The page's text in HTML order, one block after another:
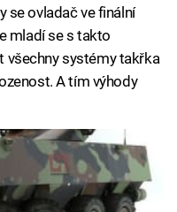
se ovladač ve finální
mladí se s takto
všechny systémy takřka
A tím výhody